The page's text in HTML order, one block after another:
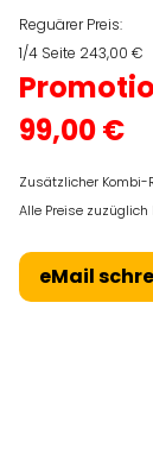
Reguärer Preis:
1/4 Seite 243,00 €
99,00 €
Zusätzlicher Kombi-
Alle Preise zuzüglich
eMail